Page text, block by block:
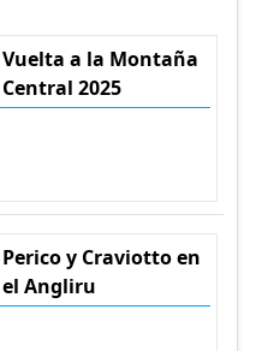
Vuelta a la Montaña
Central 2025
Perico y Craviotto en
el Angliru